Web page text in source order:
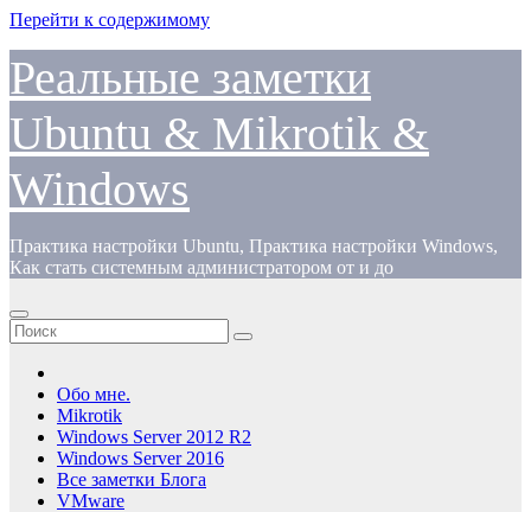
Перейти к содержимому
Реальные заметки
Ubuntu & Mikrotik &
Windows
Практика настройки Ubuntu, Практика настройки Windows,
Как стать системным администратором от и до
Обо мне.
Mikrotik
Windows Server 2012 R2
Windows Server 2016
Все заметки Блога
VMware